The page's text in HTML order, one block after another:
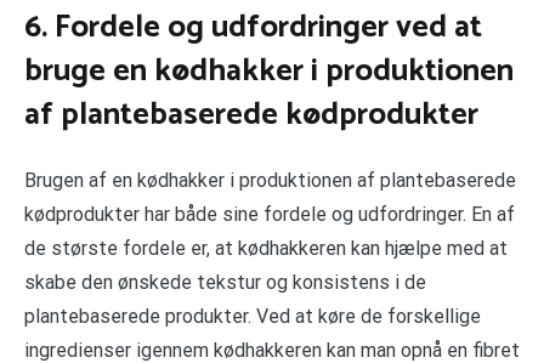
6. Fordele og udfordringer ved at
bruge en kødhakker i produktionen
af plantebaserede kødprodukter
Brugen af en kødhakker i produktionen af plantebaserede
kødprodukter har både sine fordele og udfordringer. En af
de største fordele er, at kødhakkeren kan hjælpe med at
skabe den ønskede tekstur og konsistens i de
plantebaserede produkter. Ved at køre de forskellige
ingredienser igennem kødhakkeren kan man opnå en fibret